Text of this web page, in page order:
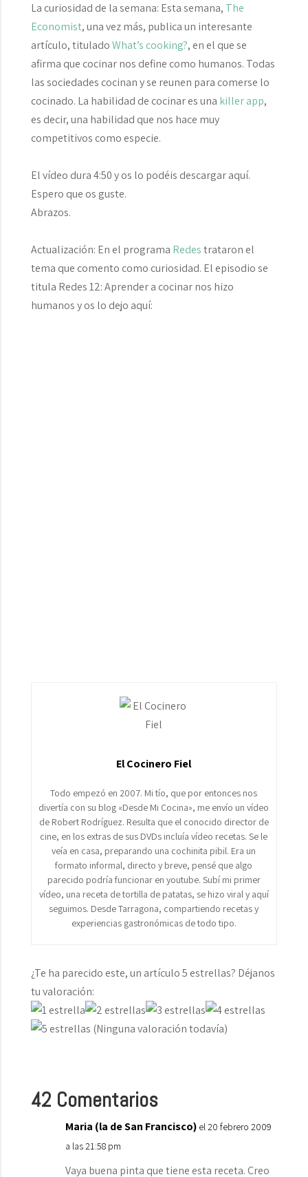
La curiosidad de la semana: Esta semana, The
Economist, una vez más, publica un interesante
artículo, tituladoWhat’s cooking?, en el que se
afirma que cocinar nos define como humanos. Todas
las sociedades cocinan y se reunen para comerse lo
cocinado. La habilidad de cocinar es una killer app,
es decir, una habilidad que nos hace muy
competitivos como especie.
El vídeo dura 4:50 y os lo podéis descargar aquí.
Espero que os guste.
Abrazos.
Actualización: En el programa Redestrataron el
tema que comento como curiosidad. El episodio se
titula Redes 12: Aprender a cocinar nos hizo
humanosy os lo dejo aquí:
El Cocinero Fiel
Todo empezó en 2007. Mi tío, que por entonces nos
divertía con su blog «Desde Mi Cocina», me envío un vídeo
de Robert Rodríguez. Resulta que el conocido director de
cine, en los extras de sus DVDs incluía vídeo recetas. Se le
veía en casa, preparando una cochinita pibil. Era un
formato informal, directo y breve, pensé que algo
parecido podría funcionar en youtube. Subí mi primer
vídeo, una receta de tortilla de patatas, se hizo viral y aquí
seguimos. Desde Tarragona, compartiendo recetas y
experiencias gastronómicas de todo tipo.
¿Te ha parecido este, un artículo 5 estrellas? Déjanos
tu valoración:
(Ninguna valoración todavía)
42 Comentarios
Maria (la de San Francisco) el 20 febrero 2009
a las 21:58 pm
Vaya buena pinta que tiene esta receta. Creo